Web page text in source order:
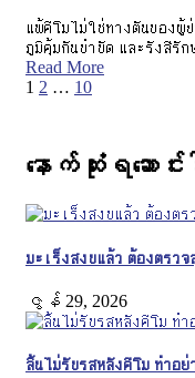
แพ้คีโมไม่ใช่ทางตันของผู้
ภูมิคุ้มกันบำบัด และรังสีรั
Read More
1 2 … 10
နောက်ဆုံးရဆောင်းပါ
มะเร็งสงบแล้ว ต้องตรวจ
ဇွန် 29, 2026
ลิ้นไม่รับรสหลังคีโม ทำอย่